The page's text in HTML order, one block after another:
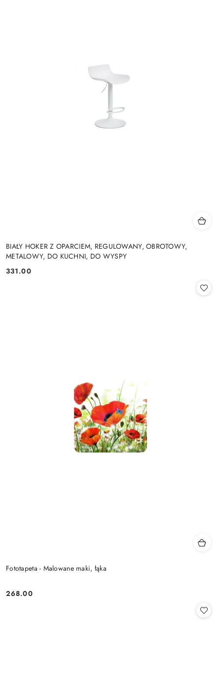
BIAŁY HOKER Z OPARCIEM, REGULOWANY, OBROTOWY,
METALOWY, DO KUCHNI, DO WYSPY
Cena:
331.00
Fototapeta - Malowane maki, łąka
Cena:
268.00